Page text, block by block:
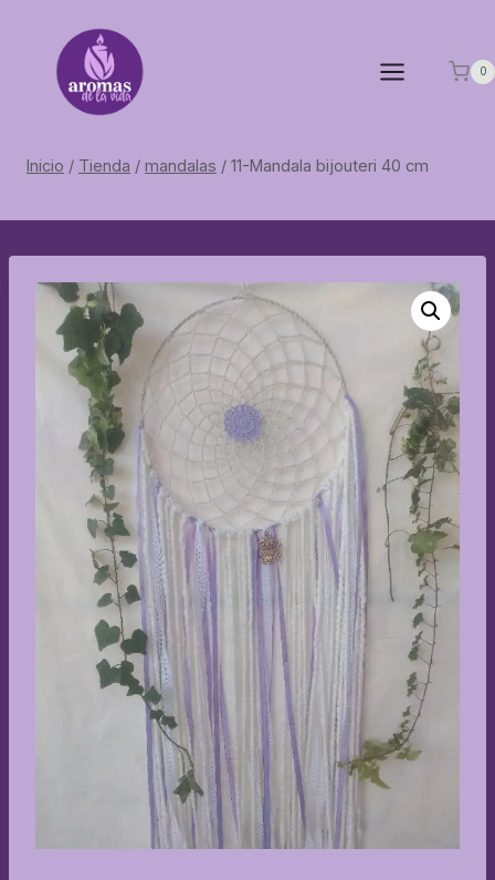
contenido
0
Inicio / Tienda / mandalas / 11-Mandala bijouteri 40 cm